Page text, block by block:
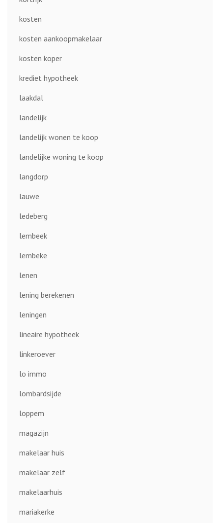
kosten
kosten aankoopmakelaar
kosten koper
krediet hypotheek
laakdal
landelijk
landelijk wonen te koop
landelijke woning te koop
langdorp
lauwe
ledeberg
lembeek
lembeke
lenen
lening berekenen
leningen
lineaire hypotheek
linkeroever
lo immo
lombardsijde
loppem
magazijn
makelaar huis
makelaar zelf
makelaarhuis
mariakerke